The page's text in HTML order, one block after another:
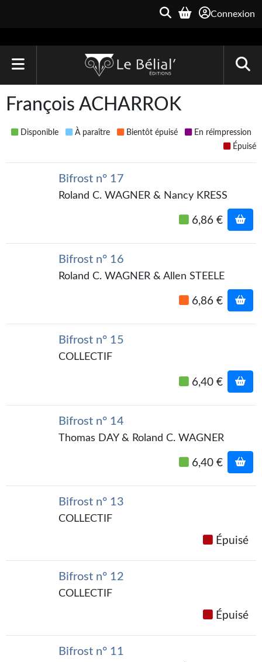
Connexion
Une Heure-Lumière
Archive du Futur
Quarante-Deux
Étoiles vives
Romans et recueils
Une Heure-Lumière
Livres audio
Sans DRM
En numérique
François ACHARROK
Disponible À paraître Bientôt épuisé
En réimpression
Épuisé
Bifrost n° 17
Roland C. WAGNER & Nancy KRESS
6,86 €
Bifrost n° 16
Roland C. WAGNER & Allen STEELE
6,86 €
Bifrost n° 15
COLLECTIF
6,40 €
Bifrost n° 14
Thomas DAY & Roland C. WAGNER
6,40 €
Bifrost n° 13
COLLECTIF
Épuisé
Bifrost n° 12
COLLECTIF
Épuisé
Bifrost n° 11